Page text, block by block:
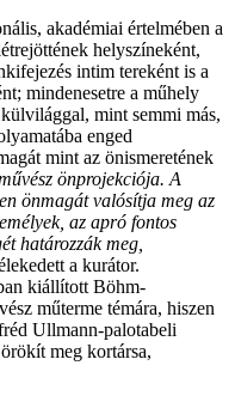
akadémiai értelmében a
helyszíneként,
intim tereként is a
mindenesetre a műhely
mint semmi más,
enged
mint az önismeretének
önprojekciója. A
önmagát valósítja meg az
az apró fontos
határozzák meg,
a kurátor.
kiállított Böhm-
műterme témára, hiszen
Ullmann-palotabeli
meg kortársa,